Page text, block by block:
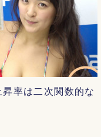
率は二次関数的な